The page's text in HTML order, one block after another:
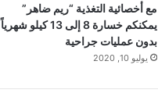
مع أخصائية التغذية “ريم ضاهر”
يمكنكم خسارة 8 إلى 13 كيلو شهرياً
بدون عمليات جراحية
يوليو 10, 2020